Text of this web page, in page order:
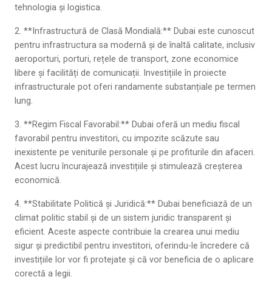
tehnologia și logistica.
2. **Infrastructură de Clasă Mondială:** Dubai este cunoscut
pentru infrastructura sa modernă și de înaltă calitate, inclusiv
aeroporturi, porturi, rețele de transport, zone economice
libere și facilități de comunicații. Investițiile în proiecte
infrastructurale pot oferi randamente substanțiale pe termen
lung.
3. **Regim Fiscal Favorabil:** Dubai oferă un mediu fiscal
favorabil pentru investitori, cu impozite scăzute sau
inexistente pe veniturile personale și pe profiturile din afaceri.
Acest lucru încurajează investițiile și stimulează creșterea
economică.
4. **Stabilitate Politică și Juridică:** Dubai beneficiază de un
climat politic stabil și de un sistem juridic transparent și
eficient. Aceste aspecte contribuie la crearea unui mediu
sigur și predictibil pentru investitori, oferindu-le încredere că
investițiile lor vor fi protejate și că vor beneficia de o aplicare
corectă a legii.